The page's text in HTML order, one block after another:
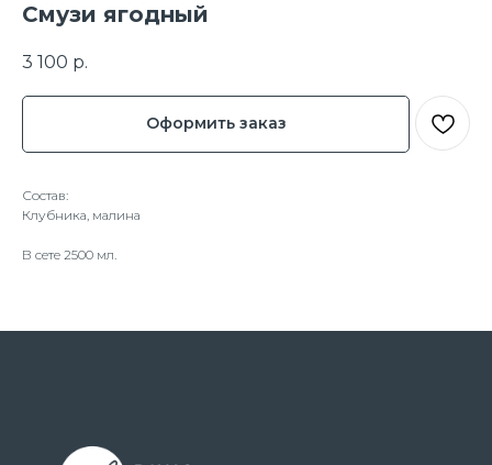
Смузи ягодный
3 100 р.
Оформить заказ
Состав:
Клубника, малина
В сете 2500 мл.